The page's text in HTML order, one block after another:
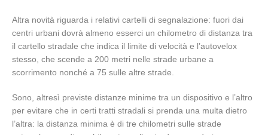
Altra novità riguarda i relativi cartelli di segnalazione: fuori dai
centri urbani dovrà almeno esserci un chilometro di distanza tra
il cartello stradale che indica il limite di velocità e l’autovelox
stesso, che scende a 200 metri nelle strade urbane a
scorrimento nonché a 75 sulle altre strade.
Sono, altresì previste distanze minime tra un dispositivo e l’altro
per evitare che in certi tratti stradali si prenda una multa dietro
l’altra: la distanza minima è di tre chilometri sulle strade